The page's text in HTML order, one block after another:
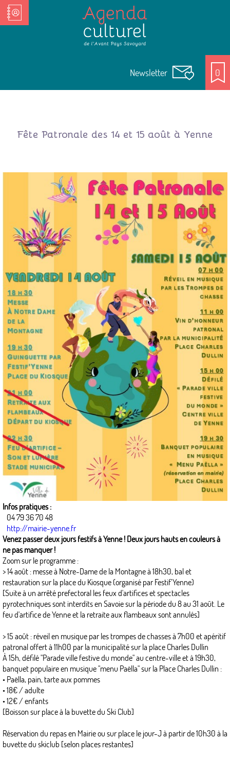
Nos Acteurs culturels
Newsletter 0
Fête Patronale des 14 et 15 août à Yenne
Infos pratiques :
04 79 36 70 48
http://mairie-yenne.fr
Venez passer deux jours festifs à Yenne ! Deux jours hauts en couleurs à
ne pas manquer !
Zoom sur le programme :
> 14 août : messe à Notre-Dame de la Montagne à 18h30, bal et
restauration sur la place du Kiosque (organisé par Festif’Yenne)
[Suite à un arrêté prefectoral les feux d'artifices et spectacles
pyrotechniques sont interdits en Savoie sur la période du 8 au 31 août. Le
feu d'artifice de Yenne et la retraite aux flambeaux sont annulés]
> 15 août : réveil en musique par les trompes de chasses à 7h00 et apéritif
patronal offert à 11h00 par la municipalité sur la place Charles Dullin
À 15h, défilé "Parade ville festive du monde" au centre-ville et à 19h30,
banquet populaire en musique "menu Paëlla" sur la Place Charles Dullin :
• Paëlla, pain, tarte aux pommes
• 18€ / adulte
• 12€ / enfants
[Boisson sur place à la buvette du Ski Club]
Réservation du repas en Mairie ou sur place le jour-J à partir de 10h30 à la
buvette du skiclub [selon places restantes]